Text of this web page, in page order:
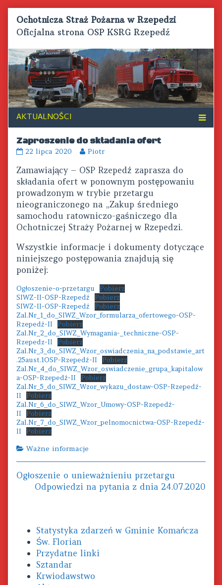
content
Ochotnicza Straż Pożarna w Rzepedzi
Oficjalna strona OSP KSRG Rzepedź
Zaproszenie do składania ofert
Zaproszenie
składania
ofert
published
on
22 lipca 2020
Read
posts
by
the
author
of
Zaproszenie
do
składania
ofert,
Piotr
Zamawiający – OSP Rzepedź zaprasza do
składania ofert w ponownym postępowaniu
prowadzonym w trybie przetargu
nieograniczonego na „Zakup średniego
samochodu ratowniczo-gaśniczego dla
Ochotniczej Straży Pożarnej w Rzepedzi.
Wszystkie informacje i dokumenty dotyczące
niniejszego postępowania znajdują się
poniżej:
Ogłoszenie-o-przetargu
Pobierz
SIWZ-II-OSP-Rzepedź
Pobierz
SIWZ-II-OSP-Rzepedź
Pobierz
Zal.Nr_1_do_SIWZ_Wzor_formularza_ofertowego-OSP-
Rzepedź-II
Pobierz
Zal.Nr_2_do_SIWZ_Wymagania-_techniczne-OSP-
Rzepedz-II
Pobierz
Zal.Nr_3_do_SIWZ_Wzor_oswiadczenia_na_podstawie_art
.25aust.1OSP-Rzepedź-II
Pobierz
Zal.Nr_4_do_SIWZ_Wzor_oswiadczenie_grupa_kapitalow
a-OSP-Rzepedź-II
Pobierz
Zal.Nr_5_do_SIWZ_Wzor_wykazu_dostaw-OSP-Rzepedź-
II
Pobierz
Zal.Nr_6_do_SIWZ_Wzor_Umowy-OSP-Rzepedź-
II
Pobierz
Zal.Nr_7_do_SIWZ_Wzor_pelnomocnictwa-OSP-Rzepedź-
II
Pobierz
Categories
Ważne informacje
Nawigacja
wpisu
Previous
Ogłoszenie o unieważnieniu przetargu
Next
Odpowiedzi na pytania z dnia 24.07.2020
SidebarStatystyka zdarzeń w Gminie Komańcza
Św. Florian
Przydatne linki
Sztandar
Krwiodawstwo